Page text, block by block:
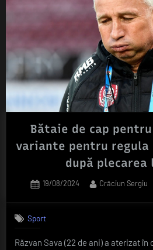
Bătaie de cap
variante pentru regula
după plecarea
Posted
19/08/2024 By
Crăciun Sergiu
Sport
Răzvan Sava (22 de ani) a aterizat